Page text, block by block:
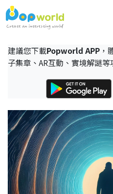
建議您下載Popworld APP ，
子集章、AR互動、實境解謎等